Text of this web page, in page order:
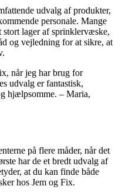
udvalg af produkter,
personale. Mange
lager af sprinklervæske,
og vejledning for at sikre, at
når jeg har brug for
udvalg er fantastisk,
hjælpsomme. – Maria,
på flere måder, når det
har de et bredt udvalg af
at du kan finde både
hos Jem og Fix.